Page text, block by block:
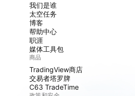
我们是谁
太空任务
博客
帮助中心
职涯
媒体工具包
商品
TradingView商店
交易者塔罗牌
C63 TradeTime